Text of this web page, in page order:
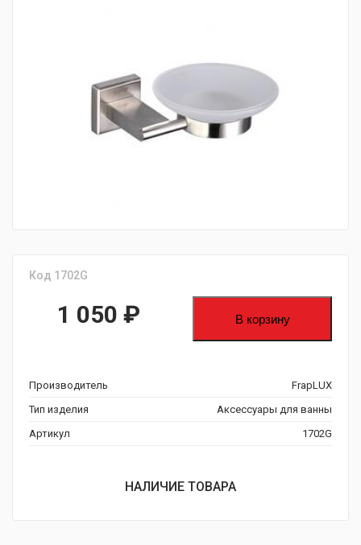
Код 1702G
1 050 ₽ В корзину
Производитель
FrapLUX
Тип изделия
Аксессуары для ванны
Артикул
1702G
НАЛИЧИЕ ТОВАРА